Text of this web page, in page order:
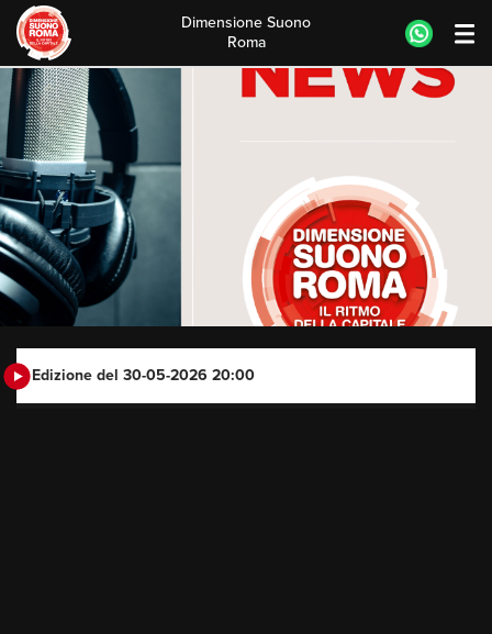
Skip
to
content
Dimensione Suono
Roma
Edizione del 30-05-2026 20:00